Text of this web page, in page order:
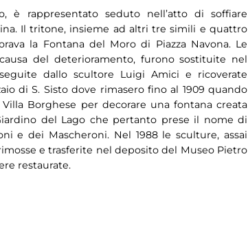
è rappresentato seduto nell’atto di soffiare
Il tritone, insieme ad altri tre simili e quattro
la Fontana del Moro di Piazza Navona. Le
del deterioramento, furono sostituite nel
dallo scultore Luigi Amici e ricoverate
di S. Sisto dove rimasero fino al 1909 quando
Borghese per decorare una fontana creata
del Lago che pertanto prese il nome di
e dei Mascheroni. Nel 1988 le sculture, assai
e trasferite nel deposito del Museo Pietro
restaurate.